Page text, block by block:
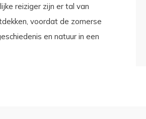
reiziger zijn er tal van
voordat de zomerse
en natuur in een